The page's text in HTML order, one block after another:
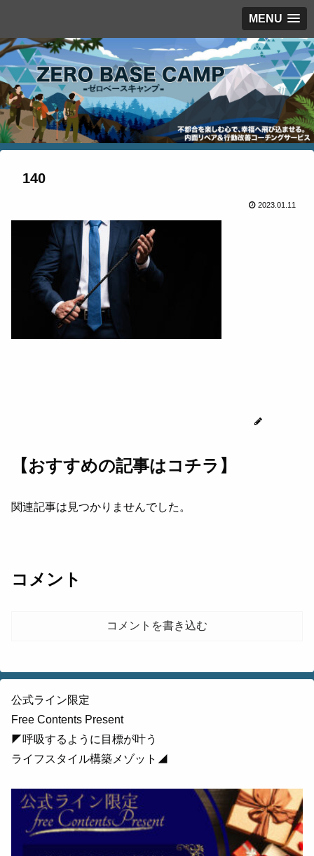
MENU
140
2023.01.11
【おすすめの記事はコチラ】
関連記事は見つかりませんでした。
コメント
コメントを書き込む
公式ライン限定
Free Contents Present
◤呼吸するように目標が叶う
ライフスタイル構築メゾット◢